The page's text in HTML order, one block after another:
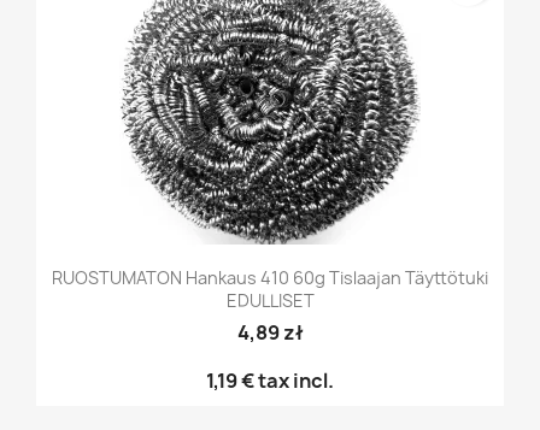
RUOSTUMATON Hankaus 410 60g Tislaajan Täyttötuki
EDULLISET
4,89 zł
1,19 €tax incl.